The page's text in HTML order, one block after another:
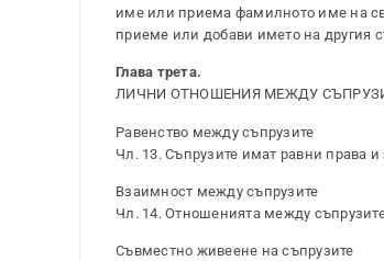
име или приема фамилното име на
приеме или добави името на другия
Глава трета.
ЛИЧНИ ОТНОШЕНИЯ МЕЖДУ
Равенство между съпрузите
Чл. 13. Съпрузите имат равни права
Взаимност между съпрузите
Чл. 14. Отношенията между
Съвместно живеене на съпрузите